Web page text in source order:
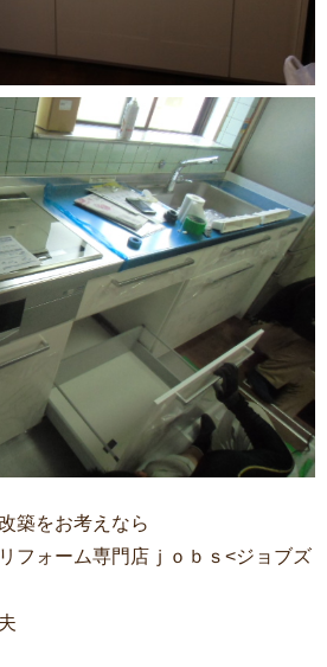
築をお考えなら
フォーム専門店ｊｏｂｓ<ジョブズ